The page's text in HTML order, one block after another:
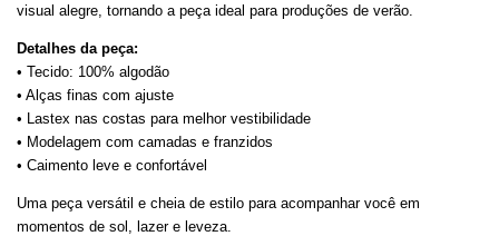
visual alegre, tornando a peça ideal para produções de verão.
Detalhes da peça:
• Tecido: 100% algodão
• Alças finas com ajuste
• Lastex nas costas para melhor vestibilidade
• Modelagem com camadas e franzidos
• Caimento leve e confortável
Uma peça versátil e cheia de estilo para acompanhar você em
momentos de sol, lazer e leveza.